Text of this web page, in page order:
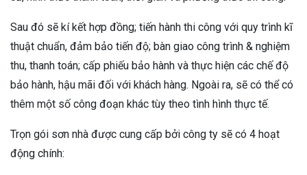
Sau đó sẽ kí kết hợp đồng; tiến hành thi công với quy trình kĩ
thuật chuẩn, đảm bảo tiến độ; bàn giao công trình & nghiệm
thu, thanh toán; cấp phiếu bảo hành và thực hiện các chế độ
bảo hành, hậu mãi đối với khách hàng. Ngoài ra, sẽ có thể có
thêm một số công đoạn khác tùy theo tình hình thực tế.
Trọn gói sơn nhà được cung cấp bởi công ty sẽ có 4 hoạt
động chính: